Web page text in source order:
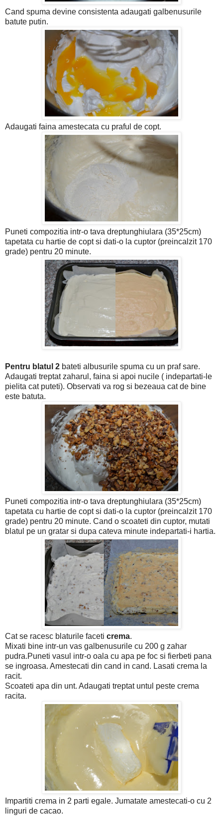
Cand spuma devine consistenta adaugati galbenusurile
batute putin.
Adaugati faina amestecata cu praful de copt.
Puneti compozitia intr-o tava dreptunghiulara (35*25cm)
tapetata cu hartie de copt si dati-o la cuptor (preincalzit 170
grade) pentru 20 minute.
Pentru blatul 2 bateti albusurile spuma cu un praf sare.
Adaugati treptat zaharul, faina si apoi nucile ( indepartati-le
pielita cat puteti). Observati va rog si bezeaua cat de bine
este batuta.
Puneti compozitia intr-o tava dreptunghiulara (35*25cm)
tapetata cu hartie de copt si dati-o la cuptor (preincalzit 170
grade) pentru 20 minute. Cand o scoateti din cuptor, mutati
blatul pe un gratar si dupa cateva minute indepartati-i hartia.
Cat se racesc blaturile faceti crema.
Mixati bine intr-un vas galbenusurile cu 200 g zahar
pudra.Puneti vasul intr-o oala cu apa pe foc si fierbeti pana
se ingroasa. Amestecati din cand in cand. Lasati crema la
racit.
Scoateti apa din unt. Adaugati treptat untul peste crema
racita.
Impartiti crema in 2 parti egale. Jumatate amestecati-o cu 2
linguri de cacao.